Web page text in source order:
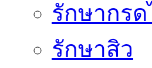
รักษากร
รักษาสิว